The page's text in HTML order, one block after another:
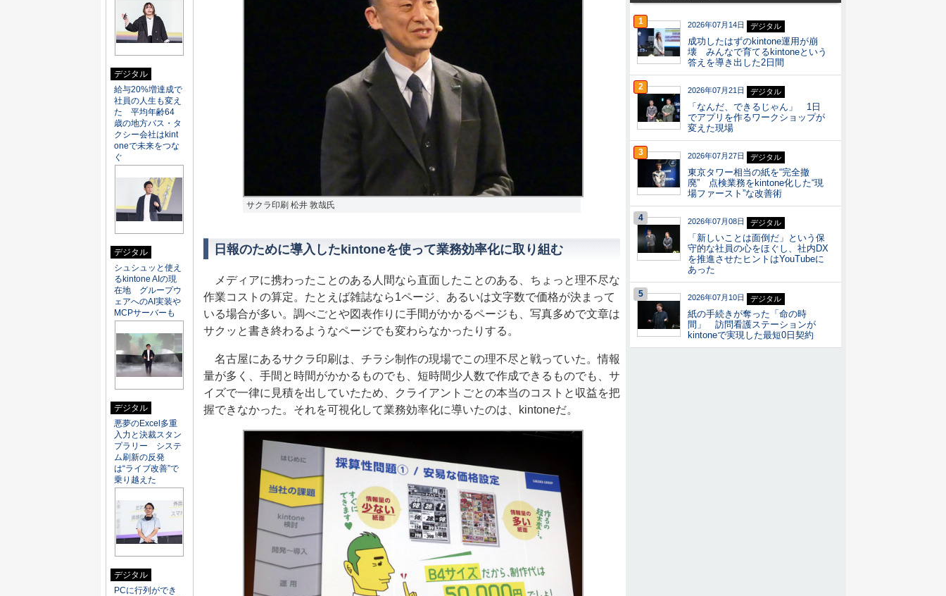
サクラ印刷 松井 敦哉氏
日報のために導入したkintoneを使って業務効率化に取り組む
メディアに携わったことのある人間なら直面したことのある、ちょっと理不尽な
作業コストの算定。たとえば雑誌なら1ページ、あるいは文字数で価格が決まって
いる場合が多い。調べごとや図表作りに手間がかかるページも、写真多めで文章は
サクッと書き終わるようなページでも変わらなかったりする。
名古屋にあるサクラ印刷は、チラシ制作の現場でこの理不尽と戦っていた。情報
量が多く、手間と時間がかかるものでも、短時間少人数で作成できるものでも、サ
イズで一律に見積を出していたため、クライアントごとの本当のコストと収益を把
握できなかった。それを可視化して業務効率化に導いたのは、kintoneだ。
デジタル
給与20%増達成で
社員の人生も変え
た 平均年齢64
歳の地方バス・タ
クシー会社はkint
oneで未来をつな
ぐ
デジタル
シュシュッと使え
るkintone AIの現
在地 グループウ
ェアへのAI実装や
MCPサーバーも
デジタル
悪夢のExcel多重
入力と決裁スタン
プラリー システ
ム刷新の反発
は“ライブ改善”で
乗り越えた
デジタル
PCに行列ができ
1 デジタル
2026年07月14日
成功したはずのkintone運用が崩
壊 みんなで育てるkintoneという
答えを導き出した2日間
2 デジタル
2026年07月21日
「なんだ、できるじゃん」 1日
でアプリを作るワークショップが
変えた現場
3 デジタル
2026年07月27日
東京タワー相当の紙を“完全撤
廃” 点検業務をkintone化した“現
場ファースト”な改善術
4 デジタル
2026年07月08日
「新しいことは面倒だ」という保
守的な社員の心をほぐし、社内DX
を推進させたヒントはYouTubeに
あった
5 デジタル
2026年07月10日
紙の手続きが奪った「命の時
間」 訪問看護ステーションが
kintoneで実現した最短0日契約